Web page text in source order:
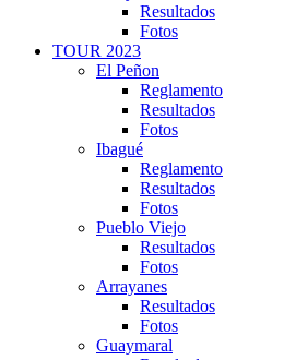
Resultados
Fotos
TOUR 2023
El Peñon
Reglamento
Resultados
Fotos
Ibagué
Reglamento
Resultados
Fotos
Pueblo Viejo
Resultados
Fotos
Arrayanes
Resultados
Fotos
Guaymaral